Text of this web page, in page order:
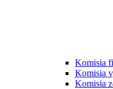
Komisia
Komisia
Komisia